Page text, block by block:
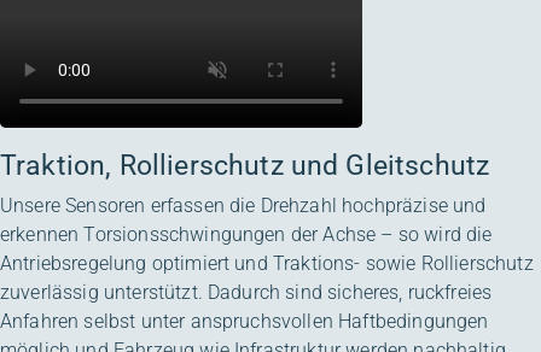
Traktion, Rollierschutz und Gleitschutz
Unsere Sensoren erfassen die Drehzahl hochpräzise und
erkennen Torsionsschwingungen der Achse – so wird die
Antriebsregelung optimiert und Traktions- sowie Rollierschutz
zuverlässig unterstützt. Dadurch sind sicheres, ruckfreies
Anfahren selbst unter anspruchsvollen Haftbedingungen